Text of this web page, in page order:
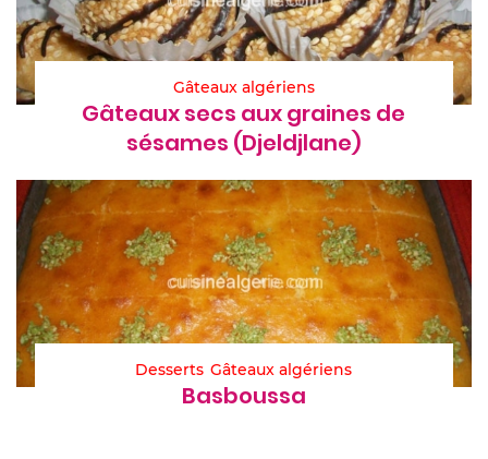
Gâteaux algériens
Gâteaux secs aux graines de
sésames (Djeldjlane)
Desserts Gâteaux algériens
Basboussa